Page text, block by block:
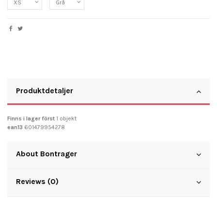
Produktdetaljer
Finns i lager först 1 objekt
ean13 601479954278
About Bontrager
Reviews (0)